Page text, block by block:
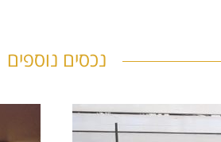
נכסים נוספים